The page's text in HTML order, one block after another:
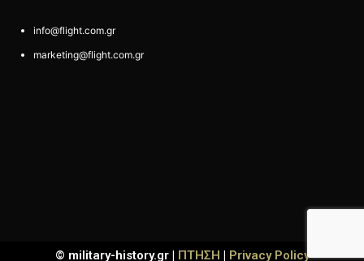
info@flight.com.gr
marketing@flight.com.gr
© military-history.gr | ΠΤΗΣΗ | Privacy Policy